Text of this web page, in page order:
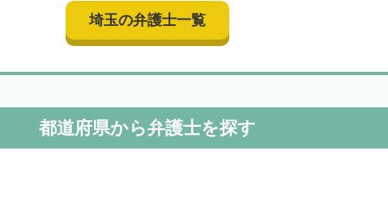
埼玉の弁護士一覧
都道府県から弁護士を探す